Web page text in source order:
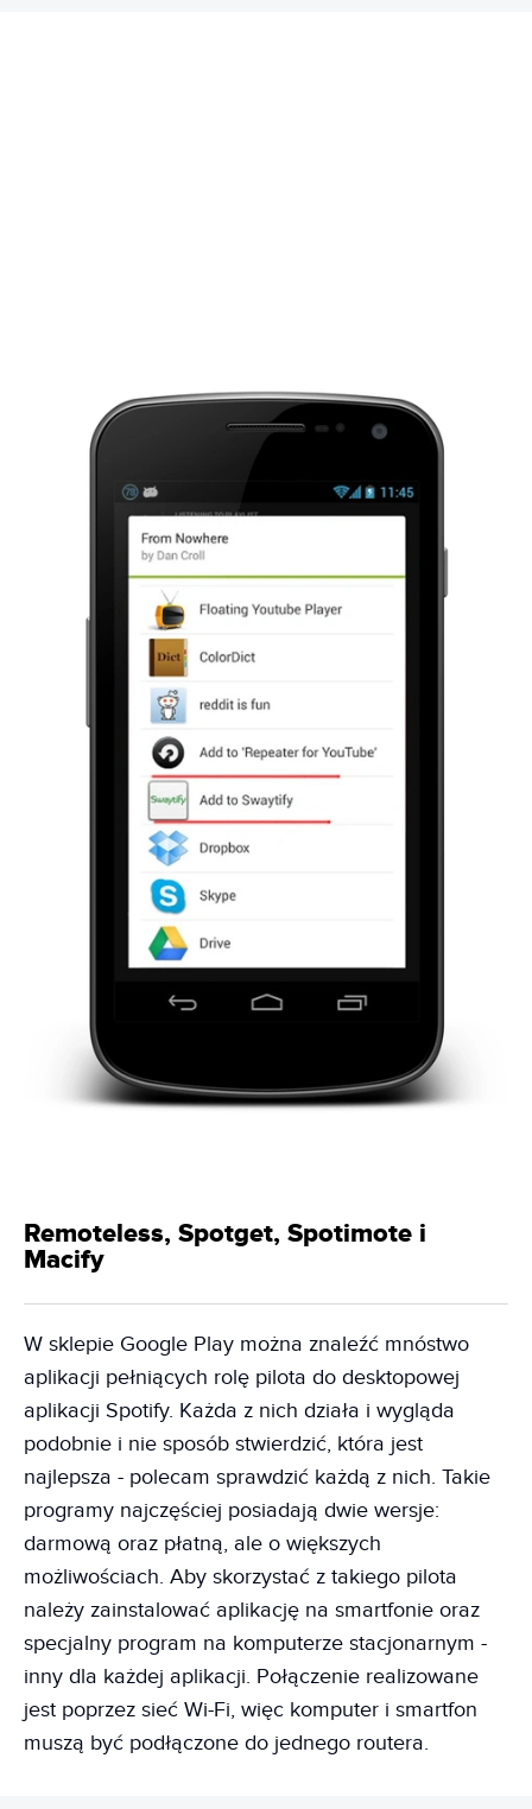
Remoteless, Spotget, Spotimote i
Macify
W sklepie Google Play można znaleźć mnóstwo
aplikacji pełniących rolę pilota do desktopowej
aplikacji Spotify. Każda z nich działa i wygląda
podobnie i nie sposób stwierdzić, która jest
najlepsza - polecam sprawdzić każdą z nich. Takie
programy najczęściej posiadają dwie wersje:
darmową oraz płatną, ale o większych
możliwościach. Aby skorzystać z takiego pilota
należy zainstalować aplikację na smartfonie oraz
specjalny program na komputerze stacjonarnym -
inny dla każdej aplikacji. Połączenie realizowane
jest poprzez sieć Wi-Fi, więc komputer i smartfon
muszą być podłączone do jednego routera.